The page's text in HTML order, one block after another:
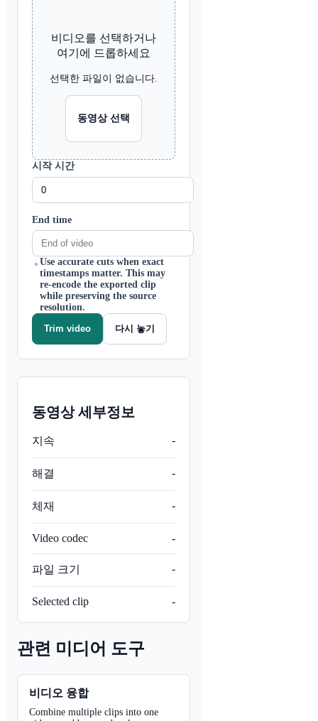
비디오를 선택하거나
여기에 드롭하세요
선택한 파일이 없습니다.
동영상 선택
시작 시간
End time
Use accurate cuts when exact
timestamps matter. This may
re-encode the exported clip
while preserving the source
resolution.
Trim video 다시 놓기
동영상 세부정보
지속 -
해결 -
체재 -
Video codec -
파일 크기 -
Selected clip -
관련 미디어 도구
비디오 융합
Combine multiple clips into one